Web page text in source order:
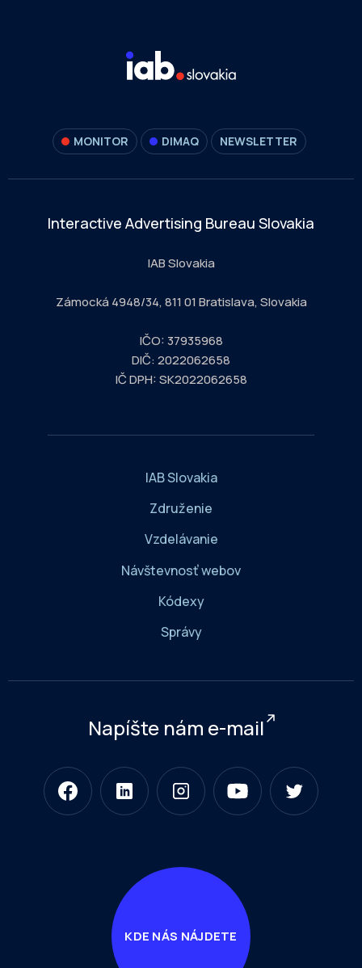
MONITOR DIMAQ NEWSLETTER
Interactive Advertising Bureau Slovakia
IAB Slovakia
Zámocká 4948/34, 811 01 Bratislava, Slovakia
IČO: 37935968
DIČ: 2022062658
IČ DPH: SK2022062658
IAB Slovakia
Združenie
Vzdelávanie
Návštevnosť webov
Kódexy
Správy
Napíšte nám e-mail
KDE NÁS NÁJDETE